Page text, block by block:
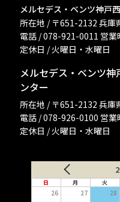
メルセデス・ベンツ神戸西
所在地 / 〒651-2132 兵
電話 / 078-921-0011 営業
定休日 / 火曜日・水曜日
メルセデス・ベンツ
ンター
所在地 / 〒651-2132 兵
電話 / 078-926-0100 営業
定休日 / 火曜日・水曜日
日 月 火
26 27 28